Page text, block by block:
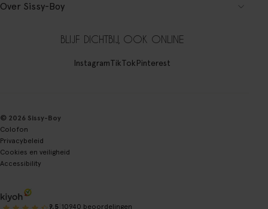
Over Sissy-Boy
BLIJF DICHTBIJ, OOK ONLINE
InstagramTikTokPinterest
© 2026 Sissy-Boy
Colofon
Privacybeleid
Cookies en veiligheid
Accessibility
9.5 10940 beoordelingen